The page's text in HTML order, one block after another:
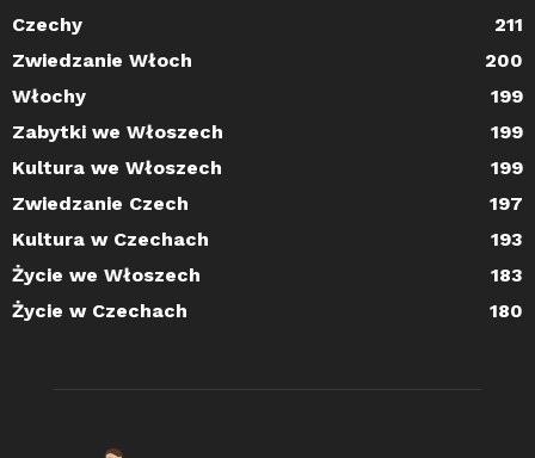
Czechy
211
Zwiedzanie Włoch
200
Włochy
199
Zabytki we Włoszech
199
Kultura we Włoszech
199
Zwiedzanie Czech
197
Kultura w Czechach
193
Życie we Włoszech
183
Życie w Czechach
180